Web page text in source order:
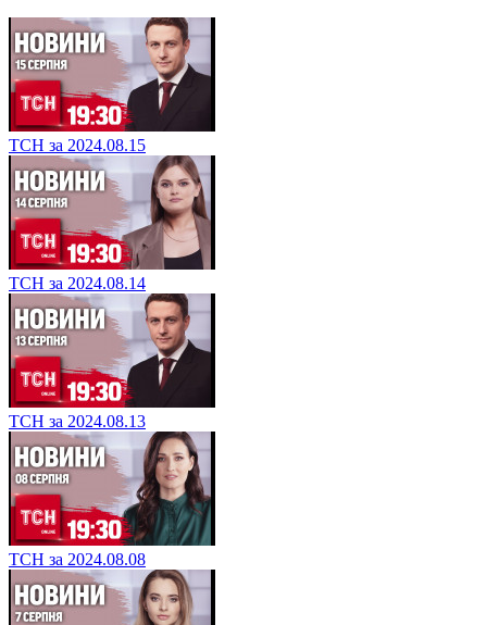
ТСН за 2024.08.15
ТСН за 2024.08.14
ТСН за 2024.08.13
ТСН за 2024.08.08